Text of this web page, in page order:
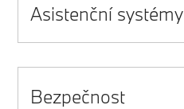
Asistenční systémy
Bezpečnost